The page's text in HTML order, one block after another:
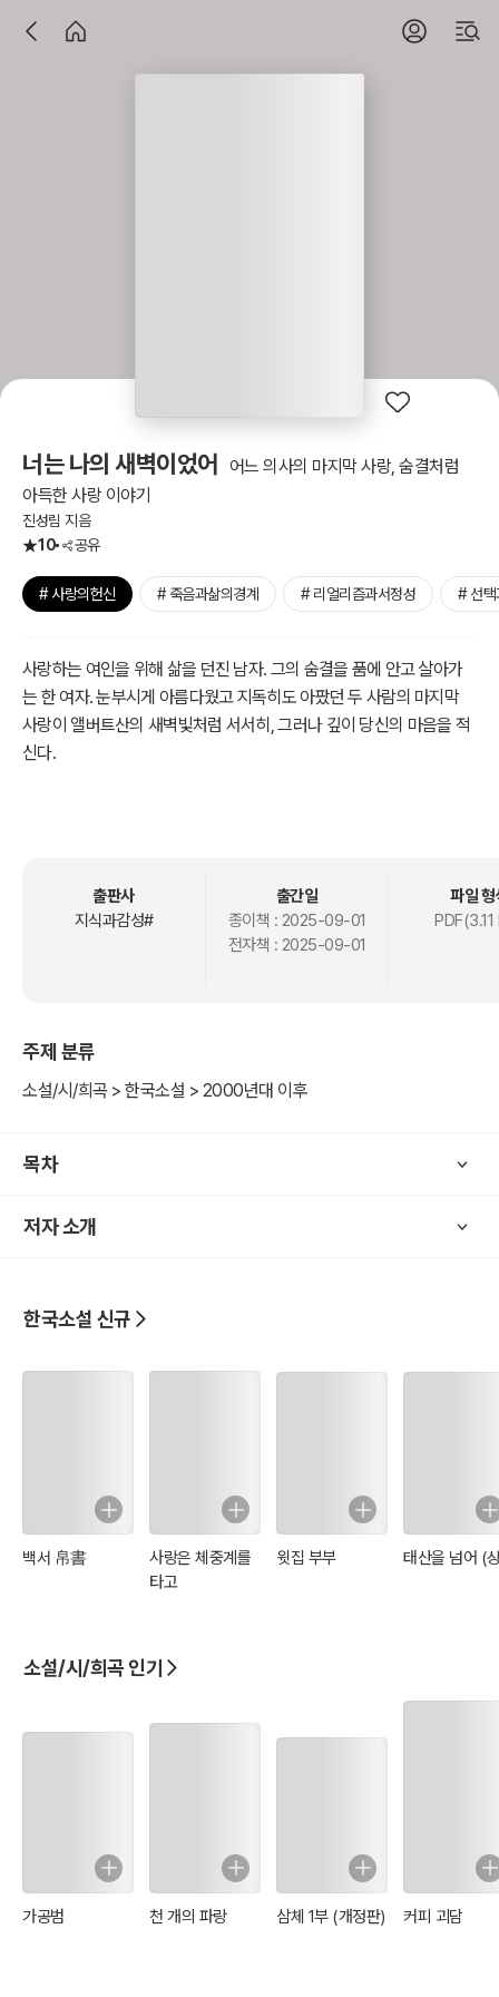
너는 나의 새벽이었어 어느 의사의 마지막 사랑, 숨결처럼
아득한 사랑 이야기
진성림 지음
10
공유
# 사랑의헌신 # 죽음과삶의경계 # 리얼리즘과서정성 # 선택
사랑하는 여인을 위해 삶을 던진 남자. 그의 숨결을 품에 안고 살아가
는 한 여자. 눈부시게 아름다웠고 지독히도 아팠던 두 사람의 마지막
사랑이 앨버트산의 새벽빛처럼 서서히, 그러나 깊이 당신의 마음을 적
신다.
할 길고 긴 새벽의 이야기다.
출판사
지식과감성#
출간일
종이책 : 2025-09-01
전자책 : 2025-09-01
파일 형
PDF(3.11
주제 분류
소설/시/희곡 > 한국소설 > 2000년대 이후
목차
저자 소개
한국소설 신규
백서 帛書
사랑은 체중계를
타고
윗집 부부 태산을 넘어 (
소설/시/희곡 인기
가공범 천 개의 파랑 삼체 1부 (개정판) 커피 괴담